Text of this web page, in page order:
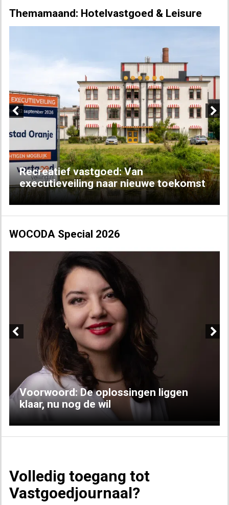
Themamaand: Hotelvastgoed & Leisure
Recreatief vastgoed: Van
executieveiling naar nieuwe toekomst
Next
WOCODA Special 2026
Voorwoord: De oplossingen liggen
klaar, nu nog de wil
Volledig toegang tot
Vastgoedjournaal?